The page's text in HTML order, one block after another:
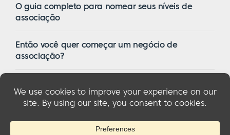
O guia completo para nomear seus níveis de
associação
Então você quer começar um negócio de
associação?
WordPress em 2023